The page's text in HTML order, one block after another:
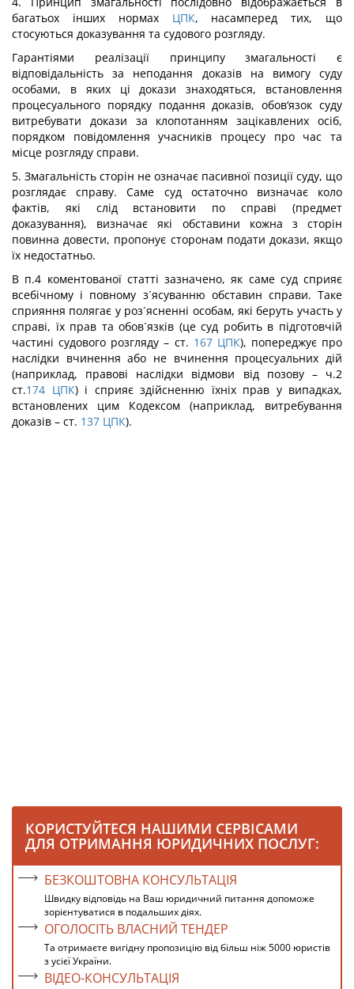
багатьох інших нормах ЦПК, насамперед тих, що
стосуються доказування та судового розгляду.
Гарантіями реалізації принципу змагальності є
відповідальність за неподання доказів на вимогу суду
особами, в яких ці докази знаходяться, встановлення
процесуального порядку подання доказів, обов‘язок суду
витребувати докази за клопотанням зацікавлених осіб,
порядком повідомлення учасників процесу про час та
місце розгляду справи.
5. Змагальність сторін не означає пасивної позиції суду, що
розглядає справу. Саме суд остаточно визначає коло
фактів, які слід встановити по справі (предмет
доказування), визначає які обставини кожна з сторін
повинна довести, пропонує сторонам подати докази, якщо
їх недостатньо.
В п.4 коментованої статті зазначено, як саме суд сприяє
всебічному і повному з´ясуванню обставин справи. Таке
сприяння полягає у роз´ясненні особам, які беруть участь у
справі, їх прав та обов´язків (це суд робить в підготовчій
частині судового розгляду – ст. 167 ЦПК), попереджує про
наслідки вчинення або не вчинення процесуальних дій
(наприклад, правові наслідки відмови від позову – ч.2
ст.174 ЦПК) і сприяє здійсненню їхніх прав у випадках,
встановлених цим Кодексом (наприклад, витребування
доказів – ст. 137 ЦПК).
КОРИСТУЙТЕСЯ НАШИМИ СЕРВІСАМИ
ДЛЯ ОТРИМАННЯ ЮРИДИЧНИХ ПОСЛУГ:
БЕЗКОШТОВНА КОНСУЛЬТАЦІЯ
Швидку відповідь на Ваш юридичний питання допоможе
зорієнтуватися в подальших діях.
ОГОЛОСІТЬ ВЛАСНИЙ ТЕНДЕР
Та отримаєте вигідну пропозицію від більш ніж 5000 юристів
з усієї України.
ВІДЕО-КОНСУЛЬТАЦІЯ